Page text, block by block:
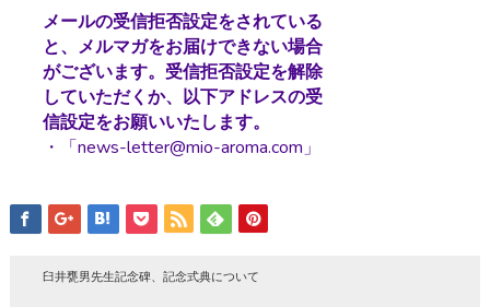
メールの受信拒否設定をされている
と、メルマガをお届けできない場合
がございます。受信拒否設定を解除
していただくか、以下アドレスの受
信設定をお願いいたします。
・「news-letter@mio-aroma.com」
臼井甕男先生記念碑、記念式典について